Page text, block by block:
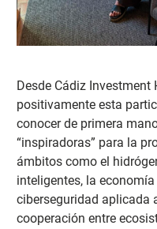
Desde Cádiz Investment
positivamente esta
conocer de primera
“inspiradoras” para la
ámbitos como el
inteligentes, la
ciberseguridad aplicada
cooperación entre